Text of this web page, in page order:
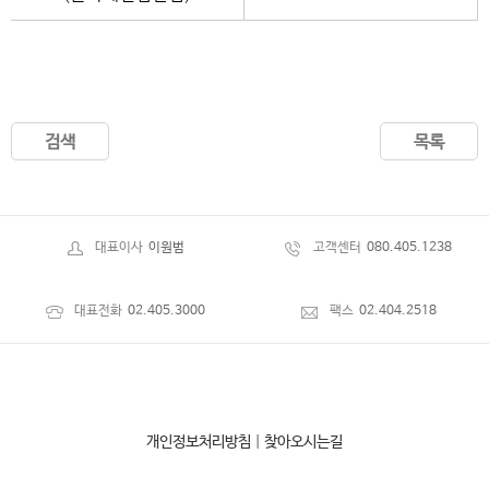
검색 목록
대표이사 이원범 고객센터 080.405.1238
대표전화 02.405.3000 팩스 02.404.2518
개인정보처리방침 찾아오시는길